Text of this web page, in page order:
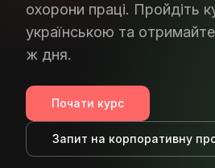
охорони праці. Пройдіть
українською та
ж дня.
Почати курс
Запит на корпоративну